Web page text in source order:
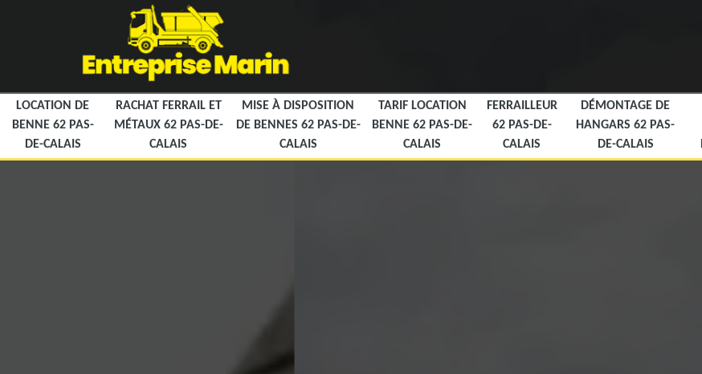
LOCATION DE
BENNE 62 PAS-
DE-CALAIS
RACHAT FERRAIL ET
MÉTAUX 62 PAS-DE-
CALAIS
MISE À DISPOSITION
DE BENNES 62 PAS-DE-
CALAIS
TARIF LOCATION
BENNE 62 PAS-DE-
CALAIS
FERRAILLEUR
62 PAS-DE-
CALAIS
DÉMONTAGE DE
HANGARS 62 PAS-
DE-CALAIS